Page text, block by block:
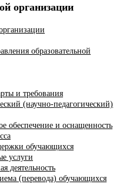
организации
образовательной
и требования
(научно-педагогический)
обеспечение и оснащенность
обучающихся
услуги
деятельность
(перевода) обучающихся